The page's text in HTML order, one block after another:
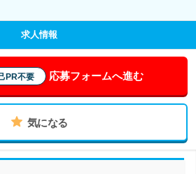
求人情報
PR不要 応募フォームへ進む
気になる